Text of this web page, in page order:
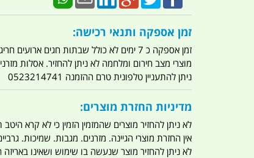
זמן אספקה ותנאי רכישה:
זמן אספקה כ 7 ימים לא כולל שבתות חגים ארועים חריגים מלחמות מגפה מתקפת טרור מתקפת מחשבים
מוצרי מצב חירום ומלחמה לא ניתן להחזיר. אסלות
ניתן להתעניין טלפונית טרם ההזמנה 0523214741
מדיניות החזרת מוצרים:
לא ניתן להחזיר מוצרים שהמזמין הזמין כי לא קרא
אין החזרת מוצרי הגיינה. מזרנים. מגבות. שמיכות.
לא ניתן להחזיר מוצר שנעשה בו שימוש ושאינו באריזה